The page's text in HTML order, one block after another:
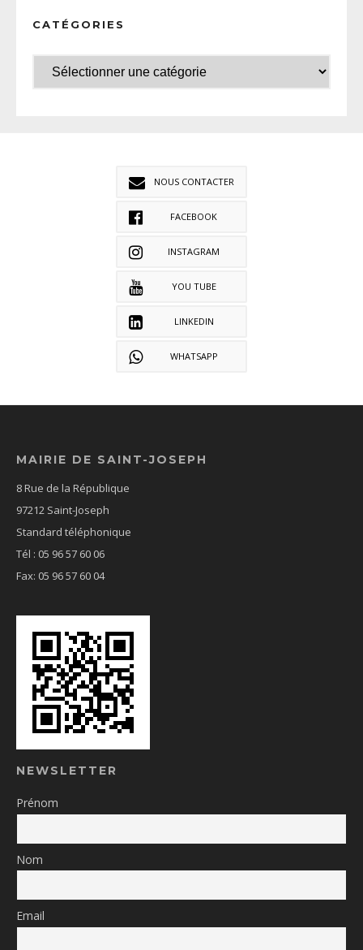
CATÉGORIES
NOUS CONTACTER
FACEBOOK
INSTAGRAM
YOU TUBE
LINKEDIN
WHATSAPP
MAIRIE DE SAINT-JOSEPH
8 Rue de la République
97212 Saint-Joseph
Standard téléphonique
Tél : 05 96 57 60 06
Fax: 05 96 57 60 04
NEWSLETTER
Prénom
Nom
Email